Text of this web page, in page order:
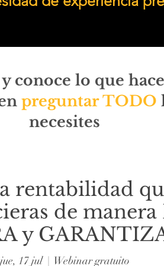
conoce lo que
preguntar TODO
necesites
rentabilidad
de
y
jue, 17 jul
  |
Webinar gratuito